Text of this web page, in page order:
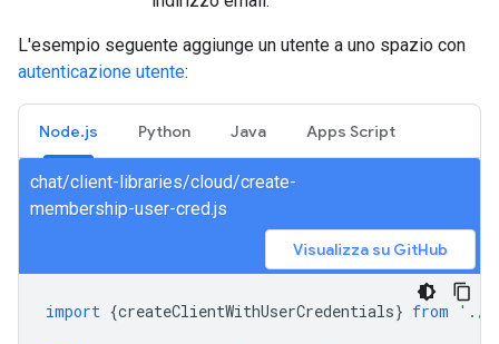
L'esempio seguente aggiunge un utente a uno spazio con
autenticazione utente:
Node.js Python Java Apps Script
chat/client-libraries/cloud/create-
membership-user-cred.js
Visualizza su GitHub
import {createClientWithUserCredentials} from './